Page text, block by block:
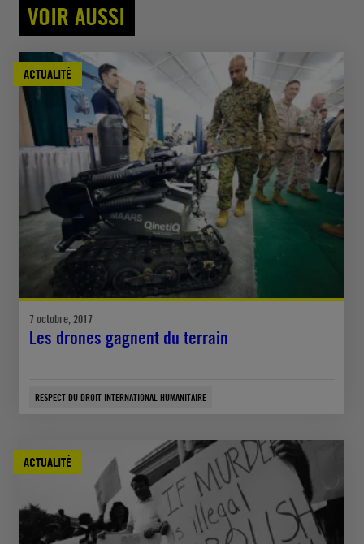
VOIR AUSSI
ACTUALITÉ
7 octobre, 2017
Les drones gagnent du terrain
RESPECT DU DROIT INTERNATIONAL HUMANITAIRE
ACTUALITÉ